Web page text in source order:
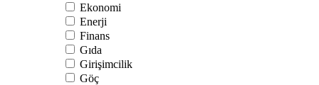
Ekonomi
Enerji
Finans
Gıda
Girişimcilik
Göç